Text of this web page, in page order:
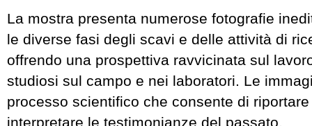
La mostra presenta numerose fotografie
le diverse fasi degli scavi e delle attività di
offrendo una prospettiva ravvicinata sul
studiosi sul campo e nei laboratori. Le
processo scientifico che consente di
interpretare le testimonianze del passato.